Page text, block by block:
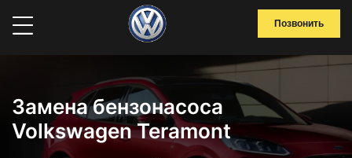
Позвонить
Замена бензонасоса
Volkswagen Teramont